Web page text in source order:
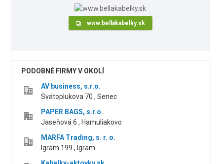
www.bellakabelky.sk
PODOBNÉ FIRMY V OKOLÍ
AV business, s.r.o.
Svätoplukova 70 , Senec
PAPER BAGS, s.r.o.
Jaseňová 6 , Hamuliakovo
MARFA Trading, s. r. o.
Igram 199 , Igram